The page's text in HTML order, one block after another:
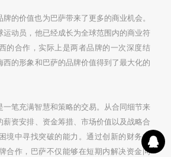
的价值也为巴萨带来了更多的商业机会。
运动员，他已经成长为全球范围内的商业符
的合作，实际上是两者品牌的一次深度结
西的形象和巴萨的品牌价值得到了最大化的
一笔充满智慧和策略的交易。从合同细节来
薪资安排、资金筹措、市场价值以及战略合
境中寻找突破的能力。通过创新的财务方
合作，巴萨不仅能够在短期内解决资金问